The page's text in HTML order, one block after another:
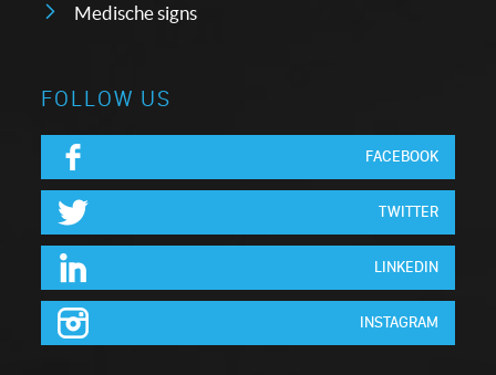
Medische signs
FOLLOW US
FACEBOOK
TWITTER
LINKEDIN
INSTAGRAM